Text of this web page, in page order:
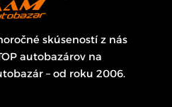
skúseností z nás
autobazárov na
– od roku 2006.